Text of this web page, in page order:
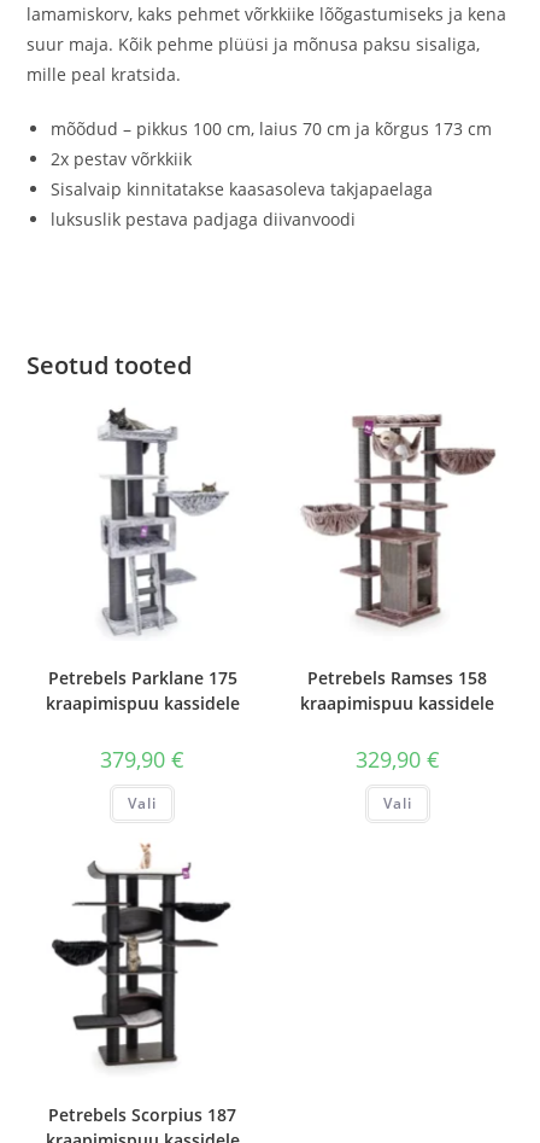
lamamiskorv, kaks pehmet võrkkiike lõõgastumiseks ja kena
suur maja. Kõik pehme plüüsi ja mõnusa paksu sisaliga,
mille peal kratsida.
mõõdud – pikkus 100 cm, laius 70 cm ja kõrgus 173 cm
2x pestav võrkkiik
Sisalvaip kinnitatakse kaasasoleva takjapaelaga
luksuslik pestava padjaga diivanvoodi
Seotud tooted
Petrebels Parklane 175
kraapimispuu kassidele
379,90€
Vali
Sellel
on
varianti.
Valikuid
teha
tootelehel.
Petrebels Ramses 158
kraapimispuu kassidele
329,90 €
Vali
Sellel
on
Petrebels Scorpius 187